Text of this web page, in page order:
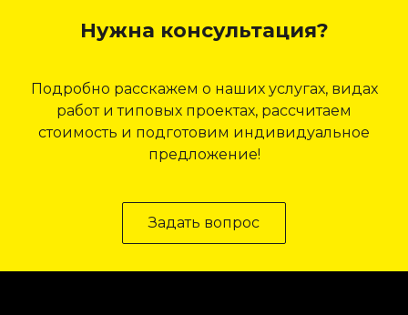
Нужна консультация?
Подробно расскажем о наших услугах, видах
работ и типовых проектах, рассчитаем
стоимость и подготовим индивидуальное
предложение!
Задать вопрос